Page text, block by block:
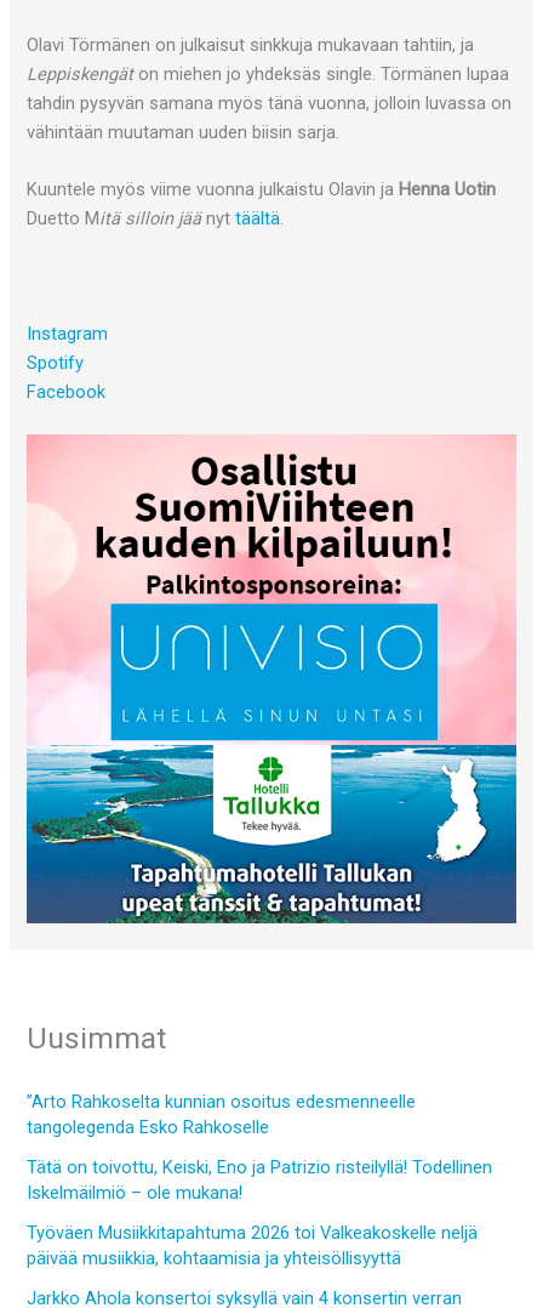
Olavi Törmänen on julkaisut sinkkuja mukavaan tahtiin, ja
Leppiskengäton miehen jo yhdeksäs single. Törmänen lupaa
tahdin pysyvän samana myös tänä vuonna, jolloin luvassa on
vähintään muutaman uuden biisin sarja.
Kuuntele myös viime vuonna julkaistu Olavin ja Henna Uotin
Duetto Mitä silloin jäänyttäältä.
Instagram
Spotify
Facebook
Uusimmat
”Arto Rahkoselta kunnian osoitus edesmenneelle
tangolegenda Esko Rahkoselle
Tätä on toivottu, Keiski, Eno ja Patrizio risteilyllä! Todellinen
Iskelmäilmiö – ole mukana!
Työväen Musiikkitapahtuma 2026 toi Valkeakoskelle neljä
päivää musiikkia, kohtaamisia ja yhteisöllisyyttä
Jarkko Ahola konsertoi syksyllä vain 4 konsertin verran